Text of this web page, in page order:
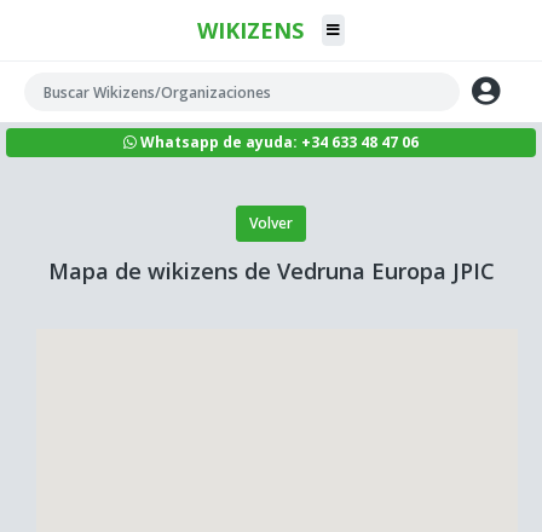
WIKIZENS
Whatsapp de ayuda: +34 633 48 47 06
Volver